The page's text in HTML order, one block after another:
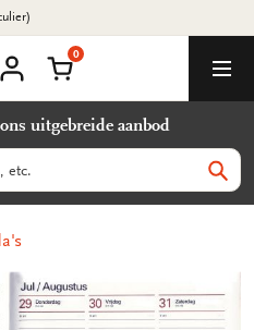
account
Winkelmand
0
uitgebreide aanbod